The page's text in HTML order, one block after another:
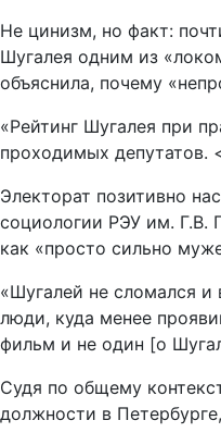
Не цинизм, но факт:
Шугалея одним из
объяснила, почему
«Рейтинг Шугалея при
проходимых депутатов.
Электорат позитивно
социологии РЭУ им. Г.В.
как «просто сильно
«Шугалей не сломался и
люди, куда менее
фильм и не один [о
Судя по общему
должности в